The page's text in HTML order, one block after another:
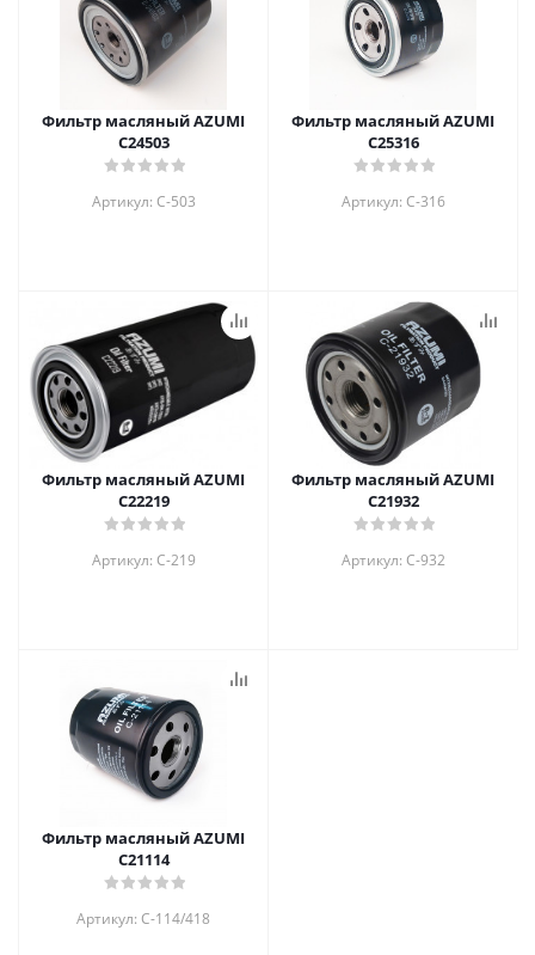
Фильтр масляный AZUMI
C24503
Артикул: C-503
Фильтр масляный AZUMI
C25316
Артикул: C-316
Фильтр масляный AZUMI
C22219
Артикул: C-219
Фильтр масляный AZUMI
C21932
Артикул: C-932
Фильтр масляный AZUMI
C21114
Артикул: C-114/418